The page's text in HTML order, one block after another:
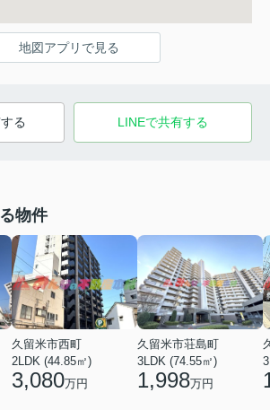
地図アプリで見る
る LINEで共有する
物件
久留米市西町
2LDK (44.85㎡)
3,080万円
久留米市荘島町
3LDK (74.55㎡)
1,998万円